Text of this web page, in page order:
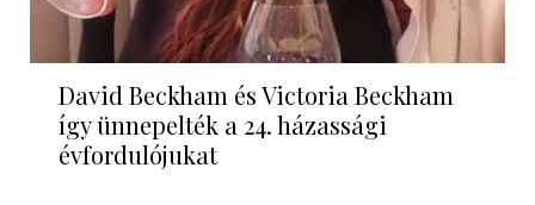
David Beckham és Victoria Beckham
így ünnepelték a 24. házassági
évfordulójukat